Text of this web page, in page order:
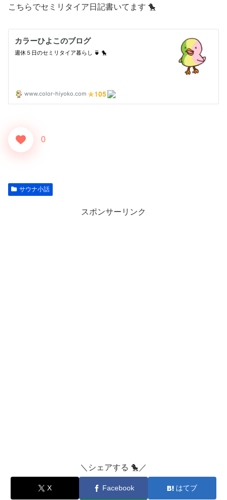
こちらでセミリタイア日記書いてます 🐤
0
サウナ小話
スポンサーリンク
＼シェアする 🐤／
X Facebook はてブ